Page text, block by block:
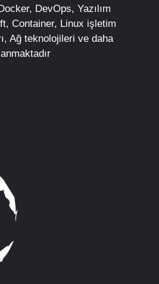
DevOps, Yazılım
, Container, Linux işletim
Ağ teknolojileri ve daha